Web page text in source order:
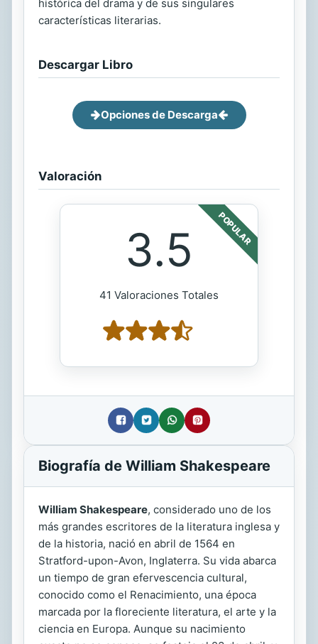
histórica del drama y de sus singulares
características literarias.
Descargar Libro
Opciones de Descarga
Valoración
POPULAR
3.5
41 Valoraciones Totales
Biografía de William Shakespeare
William Shakespeare, considerado uno de los
más grandes escritores de la literatura inglesa y
de la historia, nació en abril de 1564 en
Stratford-upon-Avon, Inglaterra. Su vida abarca
un tiempo de gran efervescencia cultural,
conocido como el Renacimiento, una época
marcada por la floreciente literatura, el arte y la
ciencia en Europa. Aunque su nacimiento